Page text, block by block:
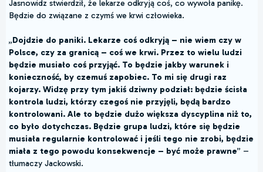
Jasnowidz stwierdził, że lekarze odkryją coś, co wywoła panikę.
Będzie do związane z czymś we krwi człowieka.
„Dojdzie do paniki. Lekarze coś odkryją – nie wiem czy w
Polsce, czy za granicą – coś we krwi. Przez to wielu ludzi
będzie musiało coś przyjąć. To będzie jakby warunek i
konieczność, by czemuś zapobiec. To mi się drugi raz
kojarzy. Widzę przy tym jakiś dziwny podział: będzie ścisła
kontrola ludzi, którzy czegoś nie przyjęli, będą bardzo
kontrolowani. Ale to będzie dużo większa dyscyplina niż to,
co było dotychczas. Będzie grupa ludzi, które się będzie
musiała regularnie kontrolować i jeśli tego nie zrobi, będzie
miała z tego powodu konsekwencje – być może prawne” –
tłumaczy Jackowski.